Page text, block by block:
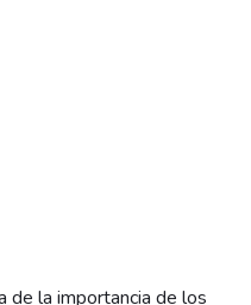
de la importancia de los